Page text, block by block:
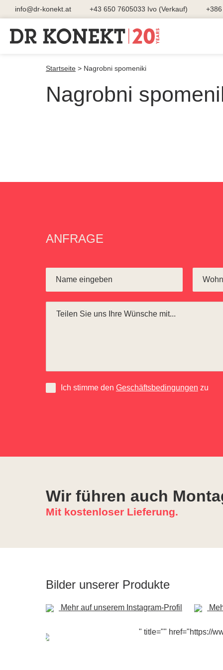
info@dr-konekt.at +43 650 7605033 Ivo (Verkauf)
Startseite > Nagrobni spomeniki
Nagrobni
ANFRAGE
Ich stimme den Geschäftsbedingungen zu
Wir führen auch
Mit kostenloser Lieferung.
Bilder unserer Produkte
Mehr auf unserem Instagram-Profil
" title="" href="https://